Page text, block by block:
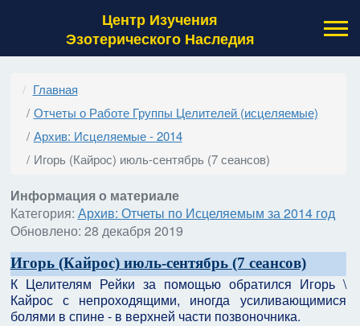
Центр Изучения
Эзотерического Наследия
Главная
Отчеты о Работе Группы Целителей (исцеляемые)
Архив: Исцеляемые - 2014
Игорь (Кайрос) июль-сентябрь (7 сеансов)
Информация о материале
Категория: Архив: Отчеты по Исцеляемым за 2014 год
Обновлено: 28 декабря 2019
Игорь (Кайрос) июль-сентябрь (7 сеансов)
К Целителям Рейки за помощью обратился Игорь \
Кайрос с непроходящими, иногда усиливающимися
болями в спине - в верхней части позвоночника.